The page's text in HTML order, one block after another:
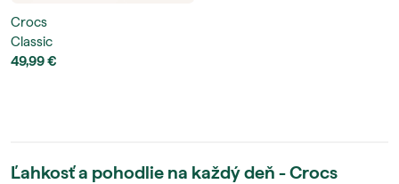
Crocs
Classic
49,99 €
Ľahkosť a pohodlie na každý deň - Crocs